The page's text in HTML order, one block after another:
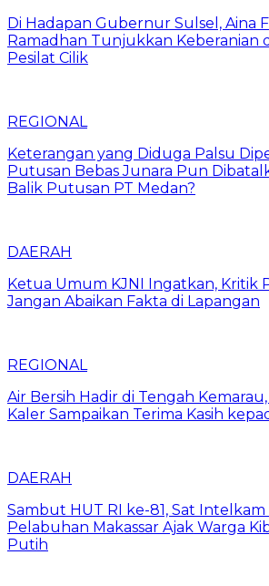
Di Hadapan Gubernur Sulsel, Aina
Ramadhan Tunjukkan Keberanian
Pesilat Cilik
REGIONAL
Keterangan yang Diduga Palsu
Putusan Bebas Junara Pun
Balik Putusan PT Medan?
DAERAH
Ketua Umum KJNI Ingatkan, Kritik
Jangan Abaikan Fakta di Lapangan
REGIONAL
Air Bersih Hadir di Tengah
Kaler Sampaikan Terima Kasih
DAERAH
Sambut HUT RI ke-81, Sat Intelkam
Pelabuhan Makassar Ajak Warga
Putih